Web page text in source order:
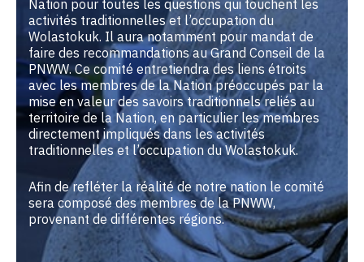
Nation pour toutes les questions qui touchent les
activités traditionnelles et l’occupation du
Wolastokuk. Il aura notamment pour mandat de
faire des recommandations au Grand Conseil de la
PNWW. Ce comité entretiendra des liens étroits
avec les membres de la Nation préoccupés par la
mise en valeur des savoirs traditionnels reliés au
territoire de la Nation, en particulier les membres
directement impliqués dans les activités
traditionnelles et l’occupation du Wolastokuk.
Afin de refléter la réalité de notre nation le comité
sera composé des membres de la PNWW,
provenant de différentes régions.